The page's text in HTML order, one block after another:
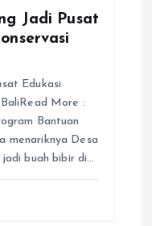
Jadi Pusat
Edukasi
More :
Bantuan
menariknya Desa
jadi buah bibir di…